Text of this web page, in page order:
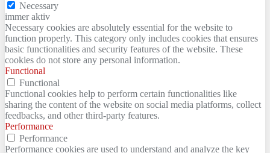
Necessary
immer aktiv
Necessary cookies are absolutely essential for the website to
function properly. This category only includes cookies that ensures
basic functionalities and security features of the website. These
cookies do not store any personal information.
Functional
Functional
Functional cookies help to perform certain functionalities like
sharing the content of the website on social media platforms, collect
feedbacks, and other third-party features.
Performance
Performance
Performance cookies are used to understand and analyze the key